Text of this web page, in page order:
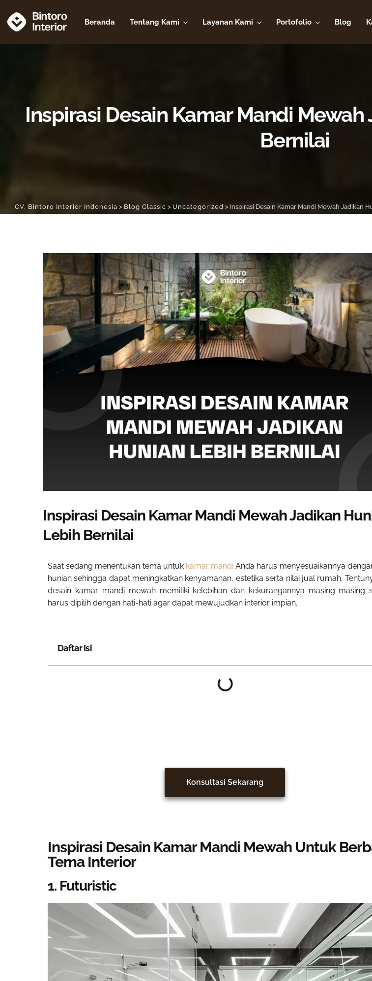
Beranda Tentang Kami Layanan Kami Portofolio Blog
Inspirasi Desain Kamar Mandi
Bernilai
CV. Bintoro Interior Indonesia > Blog Classic > Uncategorized > Inspirasi Desain Kamar Mandi Mewah Jadikan
Inspirasi Desain Kamar Mandi Mewah Jadikan
Lebih Bernilai
Saat sedang menentukan tema untuk kamar mandi Anda harus menyesuaikannya
hunian sehingga dapat meningkatkan kenyamanan, estetika serta nilai jual rumah.
desain kamar mandi mewah memiliki kelebihan dan kekurangannya masing-masing
harus dipilih dengan hati-hati agar dapat mewujudkan interior impian.
Daftar Isi
Konsultasi Sekarang
Inspirasi Desain Kamar Mandi Mewah Untuk
Tema Interior
1. Futuristic